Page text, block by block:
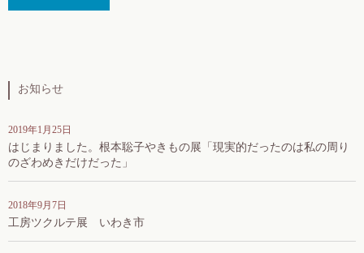
お知らせ
2019年1月25日
はじまりました。根本聡子やきもの展「現実的だったのは私の周り
のざわめきだけだった」
2018年9月7日
工房ツクルテ展 いわき市